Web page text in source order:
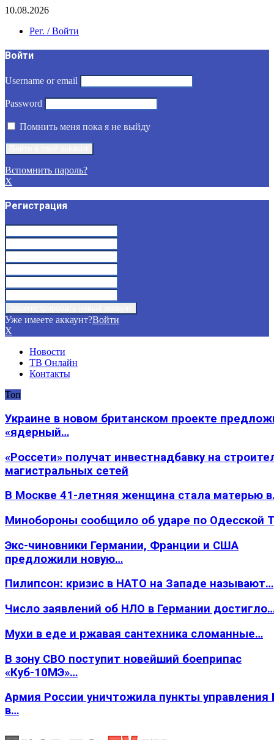
10.08.2026
Рег. / Войти
Войти
Username or email
Password
Помнить меня пока я не выйду
Вспомнить пароль?
X
Регистрация
Уже имеете аккаунт?Войти
X
Новости
ТВ Онлайн
Контакты
Топ
Украине в новом британском проекте
«ядерный…
«Россети» получат инвестнадбавку на
магистральных сетей
В Москве 41-летняя женщина стала матерью
Минобороны сообщило об ударе по Одесской
Экс-чиновники Германии, Франции и США
предложили новую…
Пилипсон: кризис в НАТО на Западе называют…
Число заявлений об НЛО в Германии
Мухи в еде и ржавая сантехника сломанные…
В зону СВО поступит новейший боеприпас
«Куб-10МЭ»…
Армия России уничтожила пункты
в…